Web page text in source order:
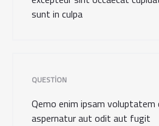
sunt in culpa
QUESTION
Qemo enim ipsam
aspernatur aut odit aut fugit